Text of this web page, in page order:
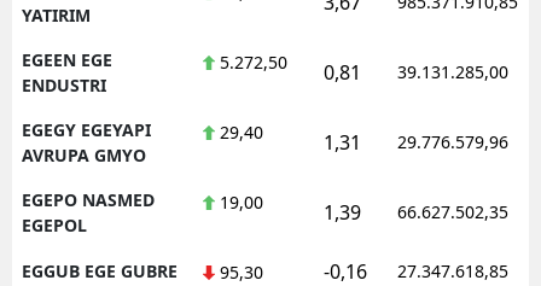
YATIRIM
EGEEN EGE
ENDUSTRI
5.272,50 0,81 39.131.285,00
EGEGY EGEYAPI
AVRUPA GMYO
29,40 1,31 29.776.579,96
EGEPO NASMED
EGEPOL
19,00 1,39 66.627.502,35
EGGUB EGE GUBRE 95,30 -0,16 27.347.618,85